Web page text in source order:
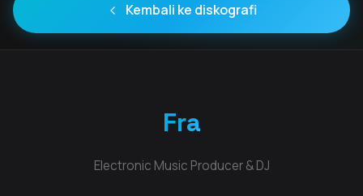
Kembali ke diskografi
Fra
Electronic Music Producer & DJ